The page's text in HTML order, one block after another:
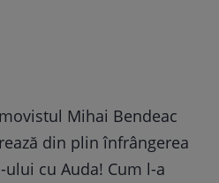
Mihai Bendeac
din plin înfrângerea
ului cu Auda! Cum l-a